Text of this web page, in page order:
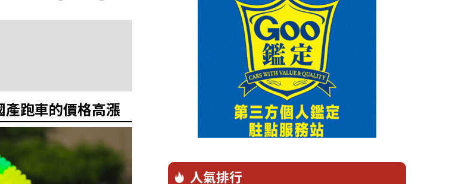
跑車的價格高漲
人氣排行